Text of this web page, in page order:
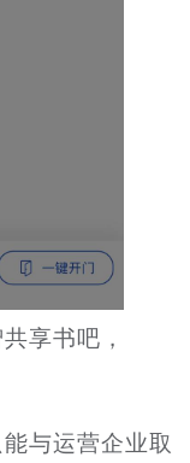
享书吧，
与运营企业取